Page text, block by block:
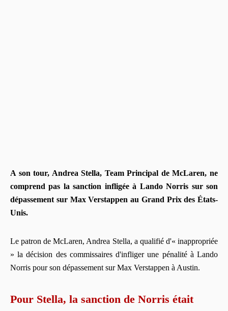
A son tour, Andrea Stella, Team Principal de McLaren, ne
comprend pas la sanction infligée à Lando Norris sur son
dépassement sur Max Verstappen au Grand Prix des États-
Unis.
Le patron de McLaren, Andrea Stella, a qualifié d'« inappropriée
» la décision des commissaires d'infliger une pénalité à Lando
Norris pour son dépassement sur Max Verstappen à Austin.
Pour Stella, la sanction de Norris était